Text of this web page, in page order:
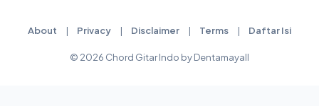
About | Privacy | Disclaimer | Terms | Daftar Isi
© 2026 Chord Gitar Indo by Dentamayall